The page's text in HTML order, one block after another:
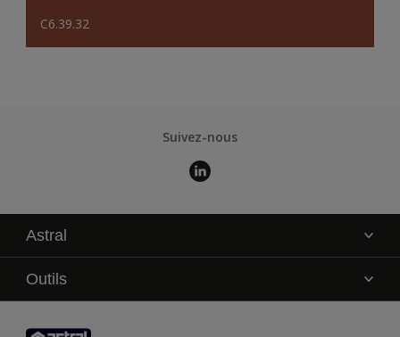
C6.39.32
Suivez-nous
Astral
La marque
Service technique
Contact
Outils